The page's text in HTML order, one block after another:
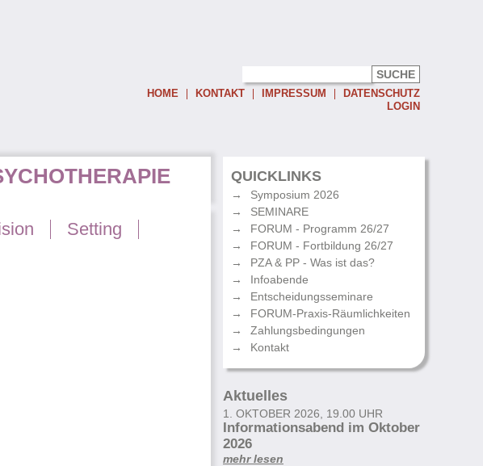
HOME KONTAKT IMPRESSUM
DATENSCHUTZ
LOGIN
Password:
Eingeloggt bleiben
Passwort vergessen
Setting
QUICKLINKS
Symposium 2026
SEMINARE
FORUM - Programm 26/27
FORUM - Fortbildung 26/27
PZA & PP - Was ist das?
Infoabende
Entscheidungsseminare
FORUM-Praxis-Räumlichkeiten
Zahlungsbedingungen
Kontakt
Aktuelles
1. OKTOBER 2026, 19.00 UHR
Informationsabend im Oktober
2026
mehr lesen